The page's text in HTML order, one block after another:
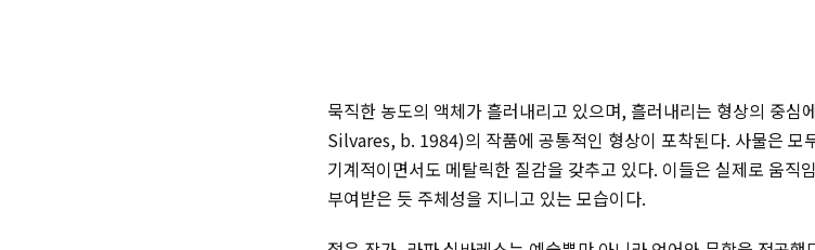
묵직한 농도의 액체가 흘러내리고 있으며, 흘러내리는 형상의 중심
Silvares, b. 1984)의 작품에 공통적인 형상이 포착된다. 사물은
기계적이면서도 메탈릭한 질감을 갖추고 있다. 이들은 실제로 움직
부여받은 듯 주체성을 지니고 있는 모습이다.